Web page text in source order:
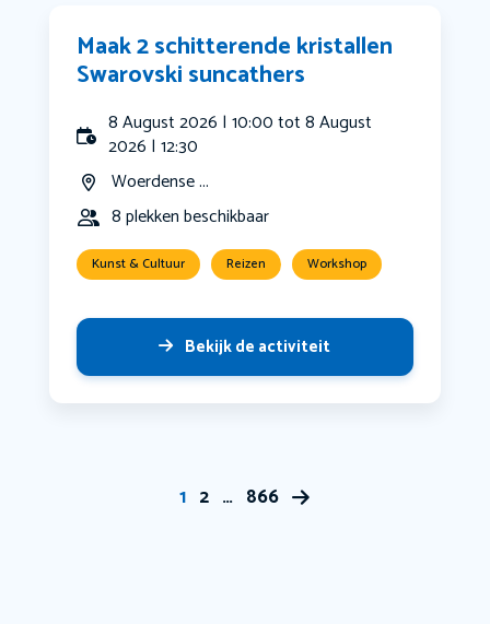
Maak 2 schitterende kristallen
Swarovski suncathers
8 August 2026 | 10:00 tot 8 August
2026 | 12:30
Woerdense ...
8 plekken beschikbaar
Kunst & Cultuur Reizen Workshop
Bekijk de activiteit
1 2 … 866